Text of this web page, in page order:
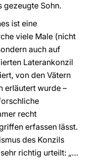
gezeugte Sohn.
ist eine
viele Male (nicht
auch auf
Laterankonzil
von den Vätern
erläutert wurde –
recht
erfassen lässt.
des Konzils
richtig urteilt: „…